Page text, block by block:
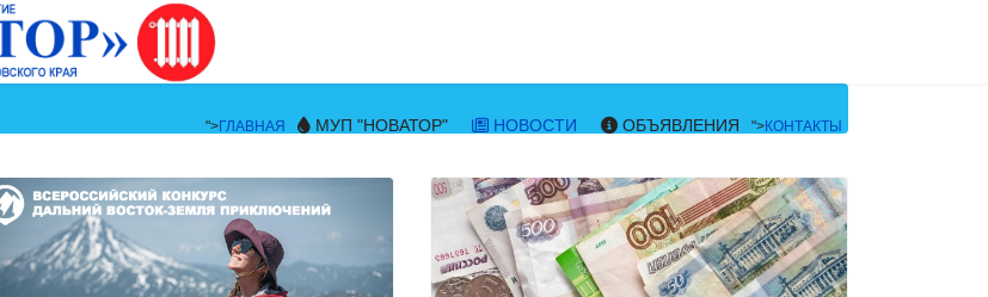
">ГЛАВНАЯ МУП "НОВАТОР" НОВОСТИ ОБЪЯВЛЕНИЯ ">КОНТАКТЫ